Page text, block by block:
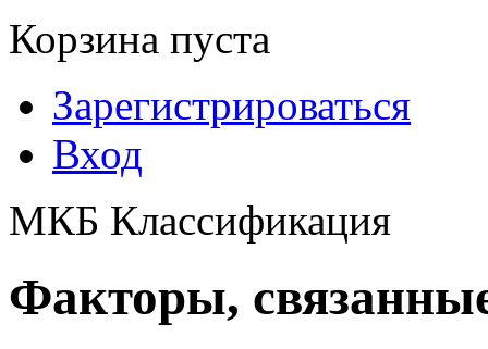
Корзина пуста
Зарегистрироваться
Вход
МКБ Классификация
Факторы,